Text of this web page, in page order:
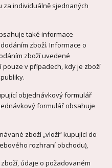
individuálně sjednaných
také informace
zboží. Informace o
zboží uvedené
v případech, kdy je zboží
objednávkový formulář
formulář obsahuje
zboží „vloží“ kupující do
rozhraní obchodu),
údaje o požadovaném